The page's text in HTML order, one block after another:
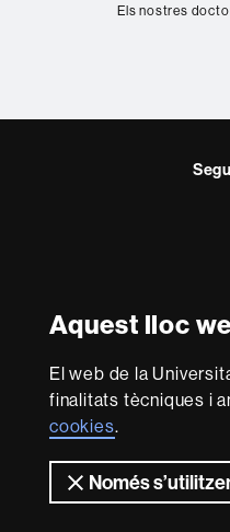
Aquest lloc
El web de la
finalitats tècniques i
cookies.
Només
Els nostres
aquest
web